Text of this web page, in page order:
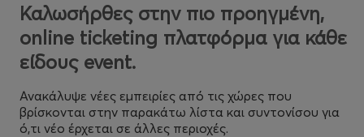
Καλωσήρθες στην πιο προηγμένη,
online ticketing πλατφόρμα για κάθε
είδους event.
Ανακάλυψε νέες εμπειρίες από τις χώρες που
βρίσκονται στην παρακάτω λίστα και συντονίσου για
ό,τι νέο έρχεται σε άλλες περιοχές.